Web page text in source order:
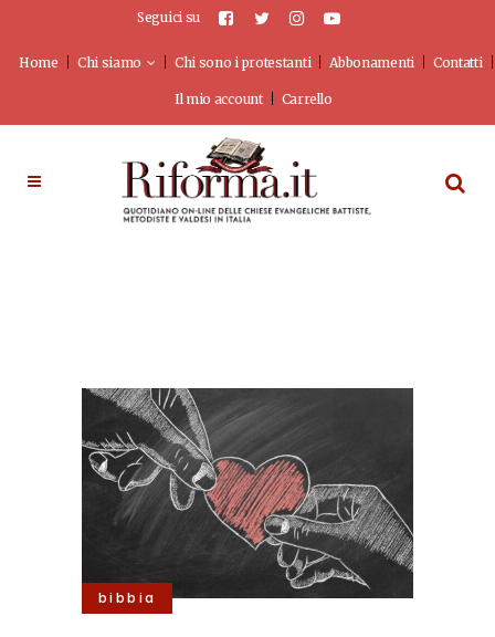
Seguici su
Home Chi siamo Chi sono i protestanti Abbonamenti Contatti
Il mio account Carrello
bibbia